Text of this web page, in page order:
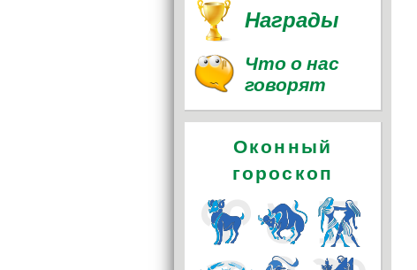
Награды
Что о нас
говорят
Оконный
гороскоп